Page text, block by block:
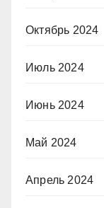
Октябрь 2024
Июль 2024
Июнь 2024
Май 2024
Апрель 2024